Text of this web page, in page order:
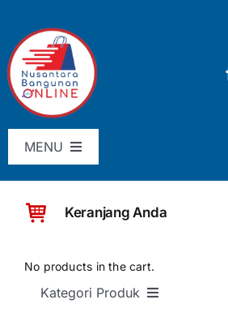
content
MENU
Menu Utama
Pricelist
SHOP
Keranjang Anda
No products in the cart.
Kategori Produk